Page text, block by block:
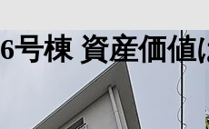
号棟 資産価値